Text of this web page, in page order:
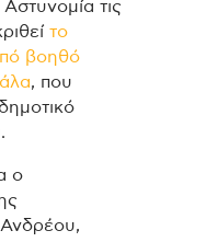
τις
το
βοηθό
, που
ο